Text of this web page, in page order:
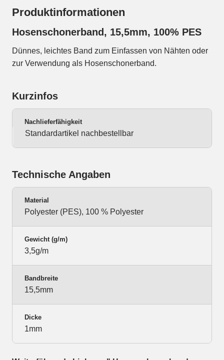
Produktinformationen
Hosenschonerband, 15,5mm, 100% PES
Dünnes, leichtes Band zum Einfassen von Nähten oder
zur Verwendung als Hosenschonerband.
Kurzinfos
Nachlieferfähigkeit
Standardartikel nachbestellbar
Technische Angaben
Material
Polyester (PES), 100 % Polyester
Gewicht (g/m)
3,5g/m
Bandbreite
15,5mm
Dicke
1mm